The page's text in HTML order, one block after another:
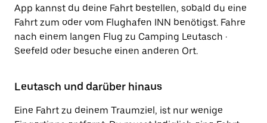
App kannst du deine Fahrt bestellen, sobald du eine
Fahrt zum oder vom Flughafen INN benötigst. Fahre
nach einem langen Flug zu Camping Leutasch ·
Seefeld oder besuche einen anderen Ort.
Leutasch und darüber hinaus
Eine Fahrt zu deinem Traumziel, ist nur wenige